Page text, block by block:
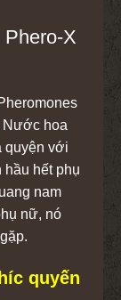
X
Nước hoa
quyện với
hầu hết phụ
nam
nữ, nó
quyến